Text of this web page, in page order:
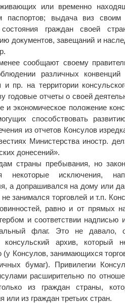
или временно
паспортов; выдача виз
граждан своей
документов, завещаний и
сообщают своему
различных
пр. на территории
годовые отчеты о своей
экономическое положение
способствовать
из отчетов Консулов
Министерства иностр.
донесений».
страны пребывания, но
некоторые исключения,
а допрашивался на дому или
занимался торговлей и т.п.
равно и от прямых
и соответствии надписью
флаг. Это не давало,
консульский архив, который
Консулов, занимающихся
бумаг). Привилегии
расширительно по
из граждан страны,
или из граждан третьих стран.